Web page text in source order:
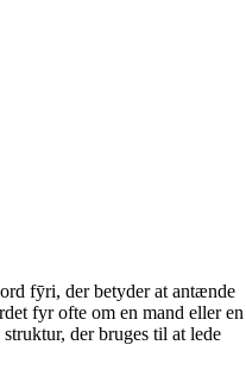
fȳri, der betyder at antænde
fyr ofte om en mand eller en
der bruges til at lede